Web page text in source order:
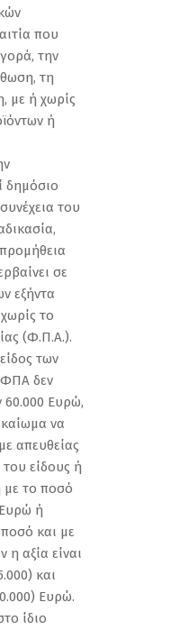
που
την
τη
με ή χωρίς
ή
δημόσιο
του
σε
εξήντα
το
(Φ.Π.Α.).
των
ΦΠΑ δεν
60.000 Ευρώ,
να
απευθείας
είδους ή
με το ποσό
ή
και με
η αξία είναι
και
Ευρώ.
ίδιο